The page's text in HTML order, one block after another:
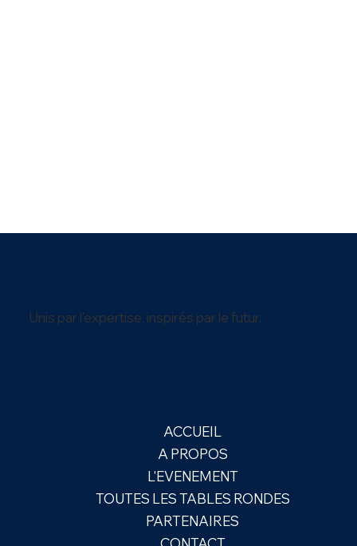
Unis par l'expertise, inspirés par le futur.
ACCUEIL
A PROPOS
L'EVENEMENT
TOUTES LES TABLES RONDES
PARTENAIRES